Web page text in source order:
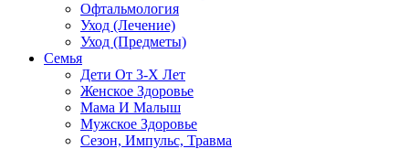
Офтальмология
Уход (Лечение)
Уход (Предметы)
Семья
Дети От 3-Х Лет
Женское Здоровье
Мама И Малыш
Мужское Здоровье
Сезон, Импульс, Травма